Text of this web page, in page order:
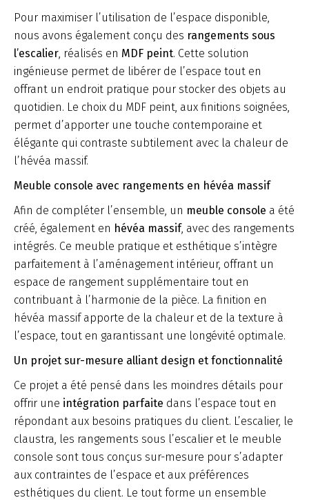
Pour maximiser l’utilisation de l’espace disponible,
nous avons également conçu des rangements sous
l’escalier, réalisés en MDF peint. Cette solution
ingénieuse permet de libérer de l’espace tout en
offrant un endroit pratique pour stocker des objets au
quotidien. Le choix du MDF peint, aux finitions soignées,
permet d’apporter une touche contemporaine et
élégante qui contraste subtilement avec la chaleur de
l’hévéa massif.
Meuble console avec rangements en hévéa massif
Afin de compléter l’ensemble, un meuble console a été
créé, également en hévéa massif, avec des rangements
intégrés. Ce meuble pratique et esthétique s’intègre
parfaitement à l’aménagement intérieur, offrant un
espace de rangement supplémentaire tout en
contribuant à l’harmonie de la pièce. La finition en
hévéa massif apporte de la chaleur et de la texture à
l’espace, tout en garantissant une longévité optimale.
Un projet sur-mesure alliant design et fonctionnalité
Ce projet a été pensé dans les moindres détails pour
offrir une intégration parfaite dans l’espace tout en
répondant aux besoins pratiques du client. L’escalier, le
claustra, les rangements sous l’escalier et le meuble
console sont tous conçus sur-mesure pour s’adapter
aux contraintes de l’espace et aux préférences
esthétiques du client. Le tout forme un ensemble